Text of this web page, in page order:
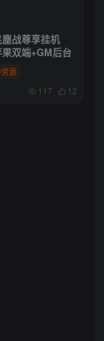
战尊享挂机
双端+GM后台
源
117 12